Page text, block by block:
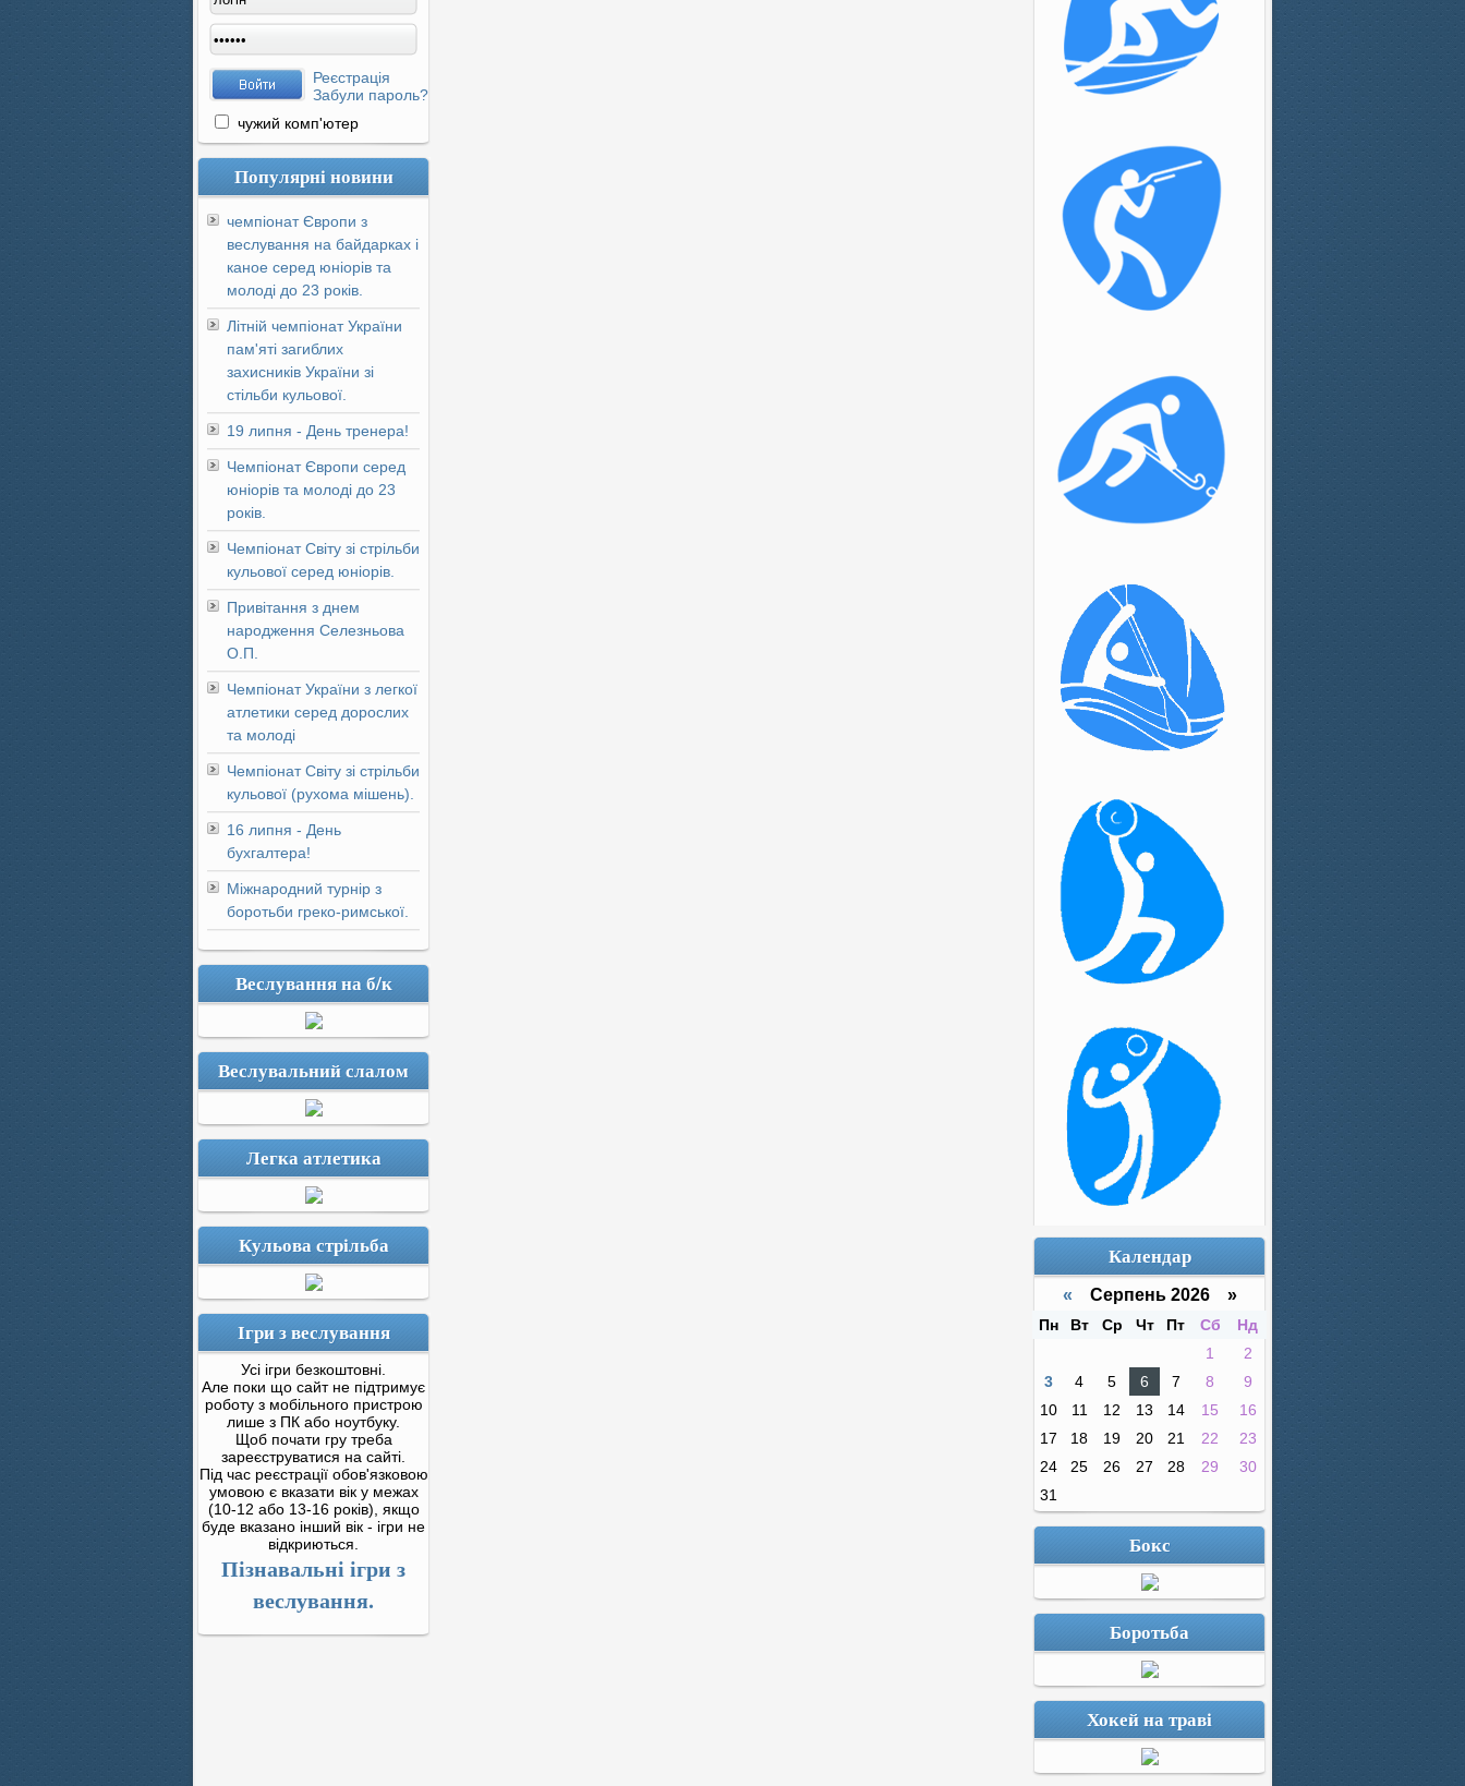
Реєстрація
Забули пароль?
чужий комп'ютер
Популярні новини
чемпіонат Європи з
веслування на байдарках і
каное серед юніорів та
молоді до 23 років.
Літній чемпіонат України
пам'яті загиблих
захисників України зі
стільби кульової.
19 липня - День тренера!
Чемпіонат Європи серед
юніорів та молоді до 23
років.
Чемпіонат Світу зі стрільби
кульової серед юніорів.
Привітання з днем
народження Селезньова
О.П.
Чемпіонат України з легкої
атлетики серед дорослих
та молоді
Чемпіонат Світу зі стрільби
кульової (рухома мішень).
16 липня - День
бухгалтера!
Міжнародний турнір з
боротьби греко-римської.
Веслування на б/к
Веслувальний слалом
Легка атлетика
Кульова стрільба
Ігри з веслування
Усі ігри безкоштовні.
Але поки що сайт не підтримує
роботу з мобільного пристрою
лише з ПК або ноутбуку.
Щоб почати гру треба
зареєструватися на сайті.
Під час реєстрації обов'язковою
умовою є вказати вік у межах
(10-12 або 13-16 років), якщо
буде вказано інший вік - ігри не
відкриються.
Пізнавальні ігри з
веслування.
Календар
« Серпень 2026 »
Пн Вт Ср Чт Пт Сб
Нд
1
2
3
4 5 6 7 8
9
10
11 12 13 14 15
16
17
18 19 20 21 22
23
24
25 26 27 28 29
30
31
Бокс
Боротьба
Хокей на траві